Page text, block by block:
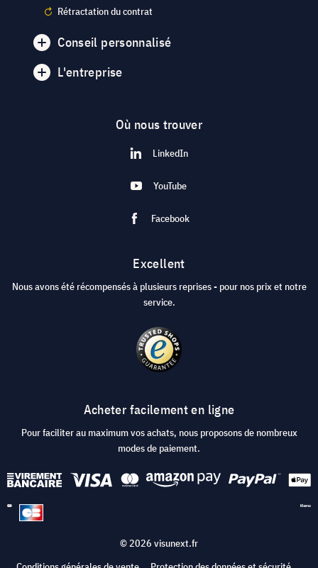
Rétractation du contrat
Conseil personnalisé
L'entreprise
Où nous trouver
LinkedIn
YouTube
Facebook
Excellent
Nous avons été récompensés à plusieurs reprises - pour nos prix et notre
service.
Acheter facilement en ligne
Pour faciliter au maximum vos achats, nous proposons de nombreux
modes de paiement.
© 2026 visunext.fr